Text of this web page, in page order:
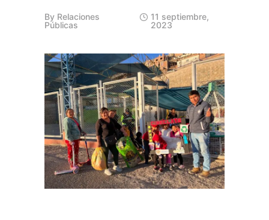
By Relaciones
Públicas
11 septiembre,
2023